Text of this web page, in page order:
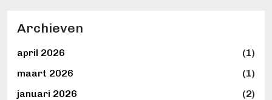
Archieven
april 2026
(1)
maart 2026
(1)
januari 2026
(2)